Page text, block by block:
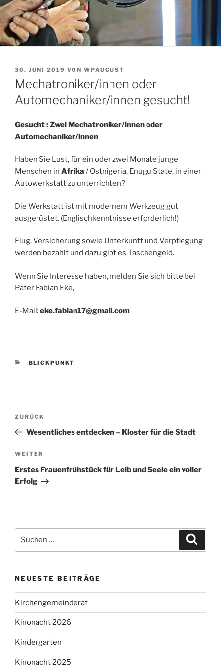
VERÖFFENTLICHT
AM
30. JUNI 2019 VON WPAUGUST
Mechatroniker/innen oder
Automechaniker/innen gesucht!
Gesucht :Zwei Mechatroniker/innen oder
Automechaniker/innen
Haben Sie Lust, für ein oder zwei Monate junge
Menschen in Afrika / Ostnigeria, Enugu State, in einer
Autowerkstatt zu unterrichten?
Die Werkstatt ist mit modernem Werkzeug gut
ausgerüstet. (Englischkenntnisse erforderlich!)
Flug, Versicherung sowie Unterkunft und Verpflegung
werden bezahlt und dazu gibt es Taschengeld.
Wenn Sie Interesse haben, melden Sie sich bitte bei
Pater Fabian Eke,
E-Mail:eke.fabian17@gmail.com
KATEGORIEN
BLICKPUNKT
Beitragsnavigation
Vorheriger
Beitrag
ZURÜCK
Wesentliches entdecken – Kloster für die Stadt
Nächster
Beitrag
WEITER
Erstes Frauenfrühstück für Leib und Seele ein voller
Erfolg
nach:
NEUESTE BEITRÄGE
Kirchengemeinderat
Kinonacht 2026
Kindergarten
Kinonacht 2025